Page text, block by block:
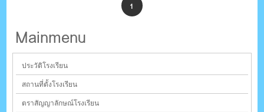
1
Mainmenu
ประวัติโรงเรียน
สถานที่ตั้งโรงเรียน
ตราสัญญาลักษณ์โรงเรียน